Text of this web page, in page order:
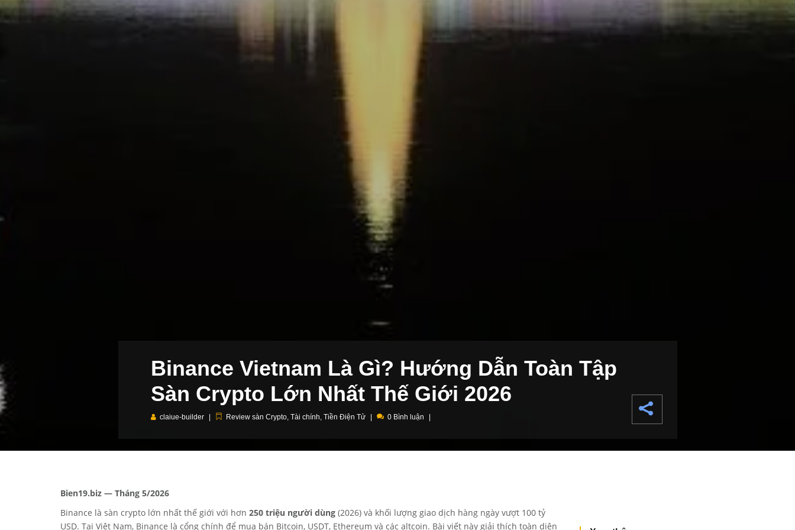
Binance Vietnam Là Gì? Hướng Dẫn Toàn Tập
Sàn Crypto Lớn Nhất Thế Giới 2026
claiue-builder Review sàn Crypto, Tài chính, Tiền Điện Tử 0 Bình luận
Bien19.biz — Tháng 5/2026
Binance là sàn crypto lớn nhất thế giới với hơn 250 triệu người dùng (2026) và khối lượng giao dịch hàng ngày vượt 100 tỷ
USD. Tại Việt Nam, Binance là cổng chính để mua bán Bitcoin, USDT, Ethereum và các altcoin. Bài viết này giải thích toàn diện